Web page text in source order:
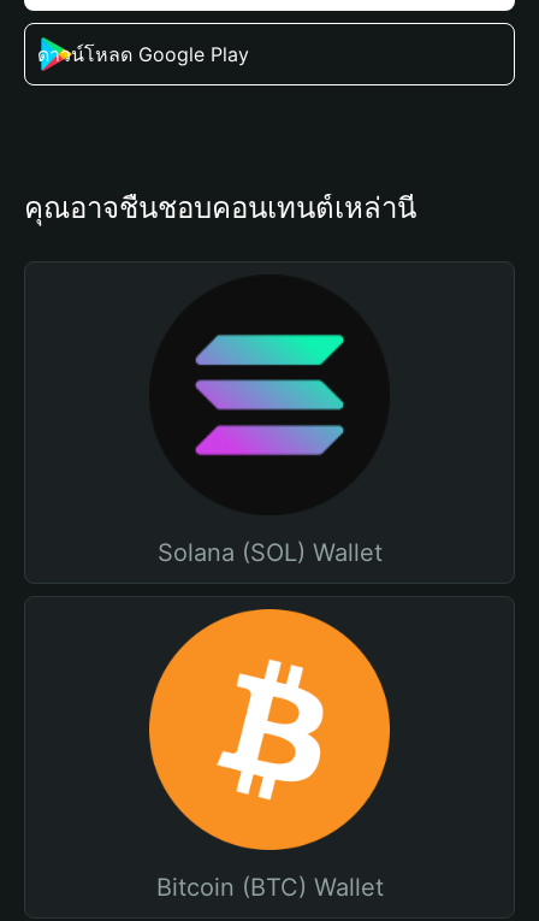
ดาวน์โหลด Google Play
คุณอาจชื่นชอบคอนเทนต์เหล่านี้
Solana (SOL) Wallet
Bitcoin (BTC) Wallet